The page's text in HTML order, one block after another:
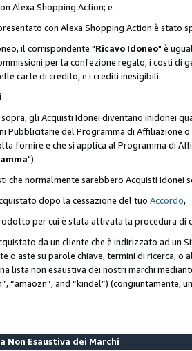
Alexa Shopping Action; e
con Alexa Shopping Action è stato
il corrispondente "Ricavo Idoneo" è
per la confezione regalo, i costi di
carte di credito, e i crediti inesigibili.
gli Acquisti Idonei diventano inidonei
Pubblicitarie del Programma di Affiliazione
fornire e che si applica al Programma di
").
che normalmente sarebbero Acquisti
dopo la cessazione del tuo Accordo,
per cui è stata attivata la procedura di
da un cliente che è indirizzato ad un
o aste su parole chiave, termini di ricerca,
lista non esaustiva dei nostri marchi
“amaozn”, and “kindel”) (congiuntamente,
Non Esaustiva dei Marchi